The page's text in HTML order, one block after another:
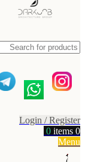
Login / Register
0
items
0
Menu